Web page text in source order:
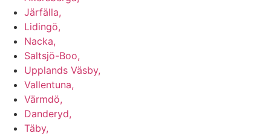
Järfälla,
Lidingö,
Nacka,
Saltsjö-Boo,
Upplands Väsby,
Vallentuna,
Värmdö,
Danderyd,
Täby,